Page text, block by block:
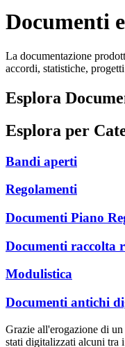
Documenti
La documentazione
accordi, statistiche,
Esplora
Esplora per
Bandi aperti
Regolamenti
Documenti Piano
Documenti raccolta
Modulistica
Documenti antichi
Grazie all'erogazione di
stati digitalizzati alcuni tra